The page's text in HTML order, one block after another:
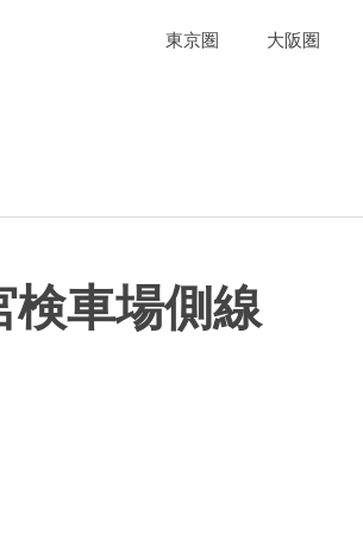
東京圏 大阪圏
検車場側線